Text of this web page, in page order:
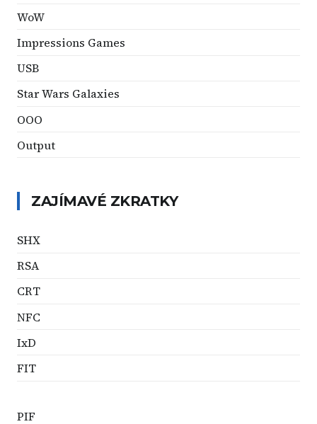
WoW
Impressions Games
USB
Star Wars Galaxies
OOO
Output
ZAJÍMAVÉ ZKRATKY
SHX
RSA
CRT
NFC
IxD
FIT
PIF